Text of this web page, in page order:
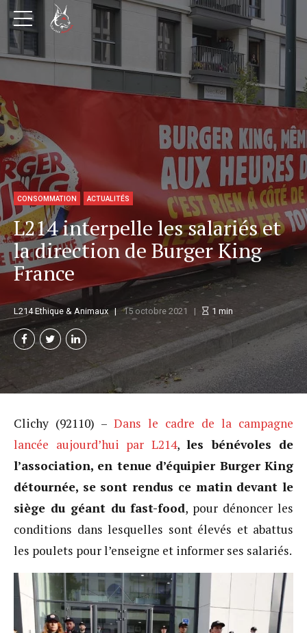
CONSOMMATION ACTUALITÉS
L214 interpelle les salariés et
la direction de Burger King
France
L214 Ethique & Animaux 15 octobre 2021 1 min
Clichy (92110) – Dans le cadre de la campagne
lancée aujourd’hui par L214, les bénévoles de
l’association, en tenue d’équipier Burger King
détournée, se sont rendus ce matin devant le
siège du géant du fast-food, pour dénoncer les
conditions dans lesquelles sont élevés et abattus
les poulets pour l’enseigne et informer ses salariés.